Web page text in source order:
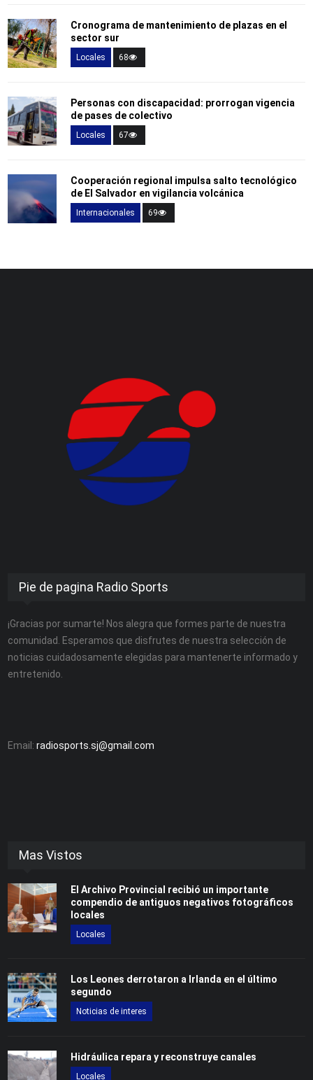
Cronograma de mantenimiento de plazas en el
sector sur
Locales 68
Personas con discapacidad: prorrogan vigencia
de pases de colectivo
Locales 67
Cooperación regional impulsa salto tecnológico
de El Salvador en vigilancia volcánica
Internacionales 69
Pie de pagina Radio Sports
¡Gracias por sumarte! Nos alegra que formes parte de nuestra
comunidad. Esperamos que disfrutes de nuestra selección de
noticias cuidadosamente elegidas para mantenerte informado y
entretenido.
Email:radiosports.sj@gmail.com
Mas Vistos
El Archivo Provincial recibió un importante
compendio de antiguos negativos fotográficos
locales
Locales
Los Leones derrotaron a Irlanda en el último
segundo
Noticias de interes
Hidráulica repara y reconstruye canales
Locales